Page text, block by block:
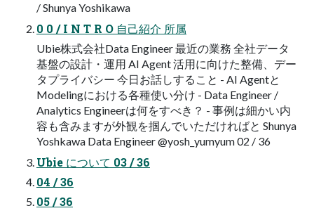
/ Shunya Yoshikawa
0 0 / I N T R O 自己紹介 所属
Ubie株式会社Data Engineer 最近の業務 全社データ
基盤の設計・運用 AI Agent 活用に向けた整備、デー
タプライバシー 今日お話しすること - AI Agentと
Modelingにおける各種使い分け - Data Engineer /
Analytics Engineerは何をすべき？ - 事例は細かい内
容も含みますが外観を掴んでいただければと Shunya
Yoshkawa Data Engineer @yosh_yumyum 02 / 36
Ubie について 03 / 36
04 / 36
05 / 36